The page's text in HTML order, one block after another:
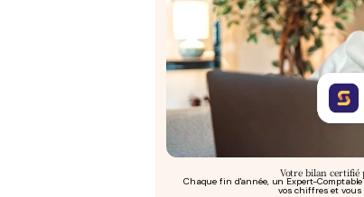
Votre bilan certifié
Chaque fin d'année, un Expert-
vos chiffres et vous